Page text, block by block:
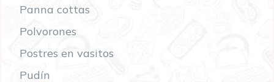
Panna cottas
Polvorones
Postres en vasitos
Pudín